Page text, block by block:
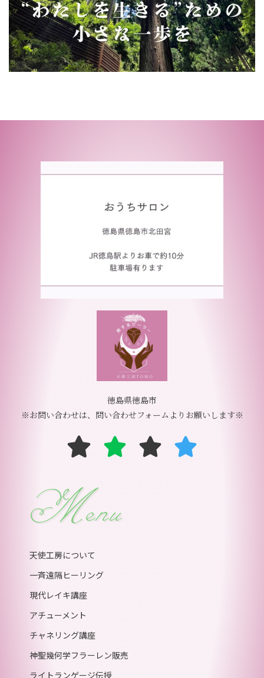
徳島県徳島市
※お問い合わせは、問い合わせフォームよりお願いします※
Menu
天使工房について
一斉遠隔ヒーリング
現代レイキ講座
アチューメント
チャネリング講座
神聖幾何学フラーレン販売
ライトランゲージ伝授